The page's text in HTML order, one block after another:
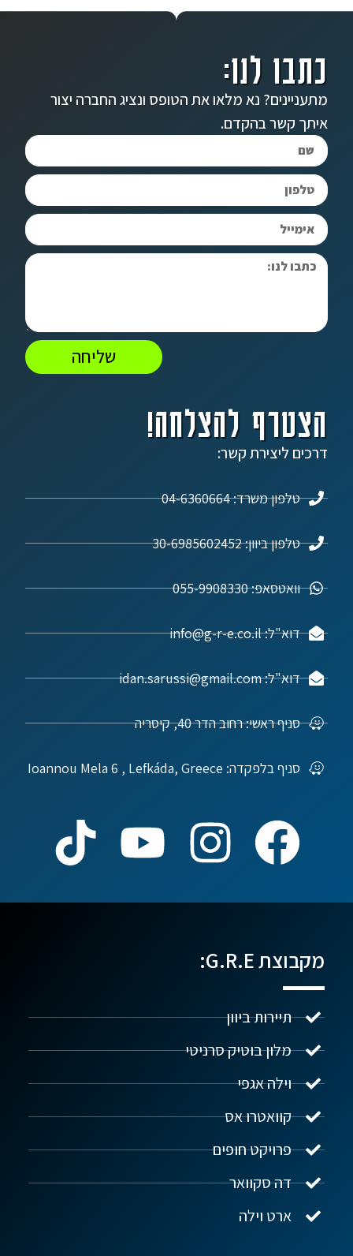
הצטרף להצלחה!
דרכים ליצירת קשר:
טלפון משרד: 04-6360664
טלפון ביוון: 30-6985602452
וואטסאפ: 055-9908330
דוא"ל: info@g-r-e.co.il
דוא"ל: idan.sarussi@gmail.com
סניף ראשי: רחוב הדר 40, קיסריה
סניף בלפקדה: Ioannou Mela 6 , Lefkáda, Greece
כתבו לנו:
מתעניינים? נא מלאו את הטופס ונציג החברה יצור
איתך קשר בהקדם.
שליחה
מקבוצת G.R.E:
תיירות ביוון
מלון בוטיק סרניטי
וילה אגפי
קוואטרו אס
פרויקט חופים
דה סקוואר
ארט וילה
נדל"ן ביוון G.R.E
שלום! איך אפשר לעזור?